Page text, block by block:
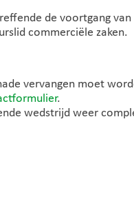
de voortgang van
commerciële zaken.
vervangen moet
.
wedstrijd weer